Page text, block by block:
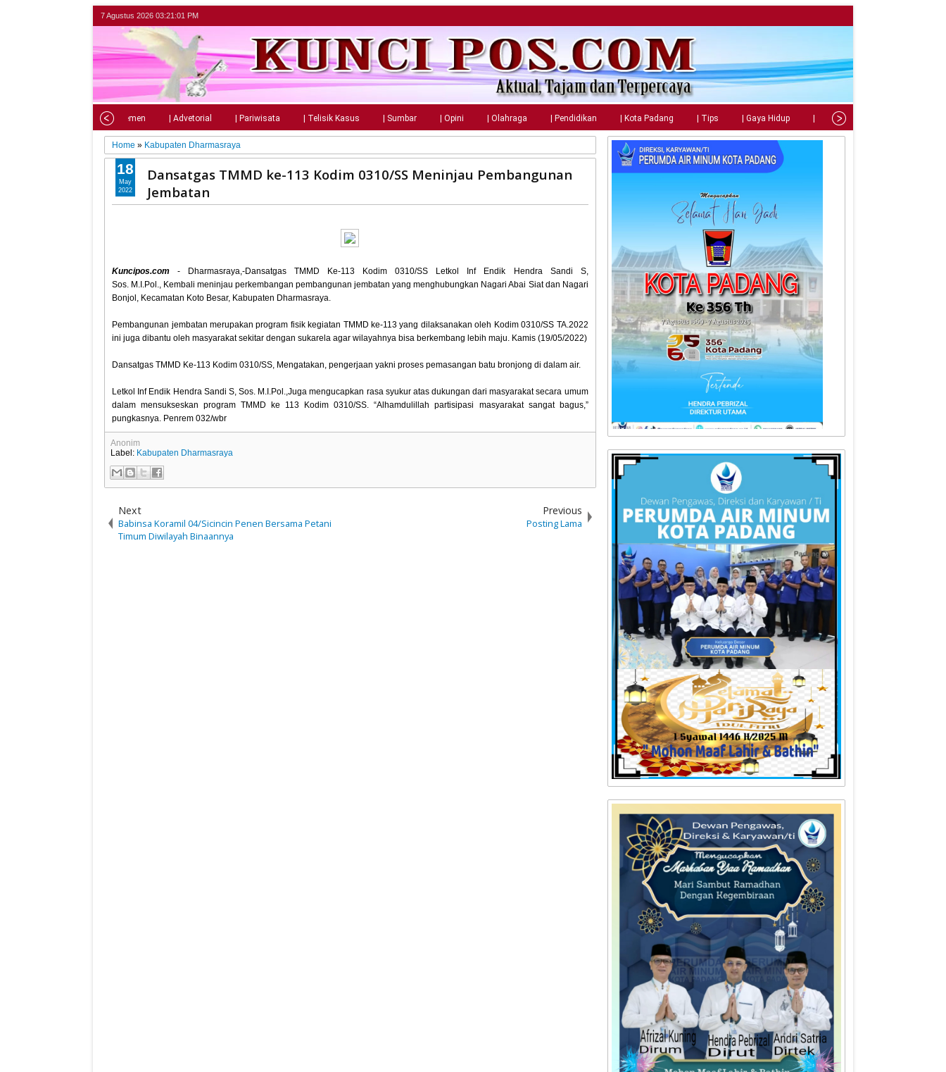
7 Agustus 2026 03:21:02 PM
| Parlemen | Advetorial | Pariwisata | Telisik Kasus | Sumbar | Opini | Olahraga | Pendidikan | Kota Padang | Tips | Gaya Hidup | Teknologi
Home » Kabupaten Dharmasraya
Dansatgas TMMD ke-113 Kodim 0310/SS Meninjau Pembangunan
Jembatan
Kuncipos.com - Dharmasraya,-Dansatgas TMMD Ke-113 Kodim 0310/SS Letkol Inf Endik Hendra Sandi S,
Sos. M.I.Pol., Kembali meninjau perkembangan pembangunan jembatan yang menghubungkan Nagari Abai Siat dan Nagari
Bonjol, Kecamatan Koto Besar, Kabupaten Dharmasraya.
Pembangunan jembatan merupakan program fisik kegiatan TMMD ke-113 yang dilaksanakan oleh Kodim 0310/SS TA.2022
ini juga dibantu oleh masyarakat sekitar dengan sukarela agar wilayahnya bisa berkembang lebih maju. Kamis (19/05/2022)
Dansatgas TMMD Ke-113 Kodim 0310/SS, Mengatakan, pengerjaan yakni proses pemasangan batu bronjong di dalam air.
Letkol Inf Endik Hendra Sandi S, Sos. M.I.Pol.,Juga mengucapkan rasa syukur atas dukungan dari masyarakat secara umum
dalam mensukseskan program TMMD ke 113 Kodim 0310/SS. “Alhamdulillah partisipasi masyarakat sangat bagus,”
pungkasnya. Penrem 032/wbr
18
May
2022
Anonim
Label: Kabupaten Dharmasraya
Next
Babinsa Koramil 04/Sicincin Penen Bersama Petani
Timum Diwilayah Binaannya
Previous
Posting Lama